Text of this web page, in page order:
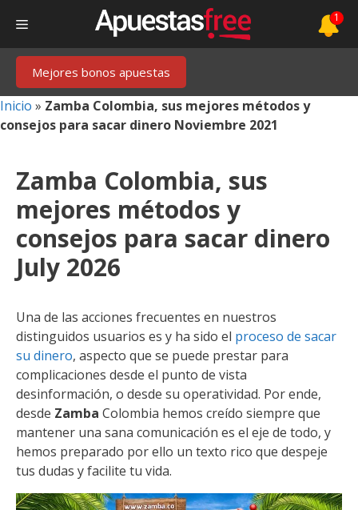
contenido
1
Menú
Mejores bonos apuestas
Inicio » Zamba Colombia, sus mejores métodos y
consejos para sacar dinero Noviembre 2021
Zamba Colombia, sus
mejores métodos y
consejos para sacar dinero
July 2026
Una de las acciones frecuentes en nuestros
distinguidos usuarios es y ha sido el proceso de sacar
su dinero, aspecto que se puede prestar para
complicaciones desde el punto de vista
desinformación, o desde su operatividad. Por ende,
desde Zamba Colombia hemos creído siempre que
mantener una sana comunicación es el eje de todo, y
hemos preparado por ello un texto rico que despeje
tus dudas y facilite tu vida.